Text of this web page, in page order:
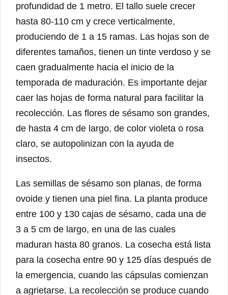
profundidad de 1 metro. El tallo suele crecer
hasta 80-110 cm y crece verticalmente,
produciendo de 1 a 15 ramas. Las hojas son de
diferentes tamaños, tienen un tinte verdoso y se
caen gradualmente hacia el inicio de la
temporada de maduración. Es importante dejar
caer las hojas de forma natural para facilitar la
recolección. Las flores de sésamo son grandes,
de hasta 4 cm de largo, de color violeta o rosa
claro, se autopolinizan con la ayuda de
insectos.
Las semillas de sésamo son planas, de forma
ovoide y tienen una piel fina. La planta produce
entre 100 y 130 cajas de sésamo, cada una de
3 a 5 cm de largo, en una de las cuales
maduran hasta 80 granos. La cosecha está lista
para la cosecha entre 90 y 125 días después de
la emergencia, cuando las cápsulas comienzan
a agrietarse. La recolección se produce cuando